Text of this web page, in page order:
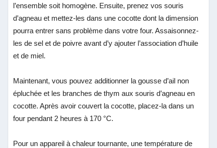
l’ensemble soit homogène. Ensuite, prenez vos souris
d’agneau et mettez-les dans une cocotte dont la dimension
pourra entrer sans problème dans votre four. Assaisonnez-
les de sel et de poivre avant d’y ajouter l’association d’huile
et de miel.
Maintenant, vous pouvez additionner la gousse d’ail non
épluchée et les branches de thym aux souris d’agneau en
cocotte. Après avoir couvert la cocotte, placez-la dans un
four pendant 2 heures à 170 °C.
Pour un appareil à chaleur tournante, une température de